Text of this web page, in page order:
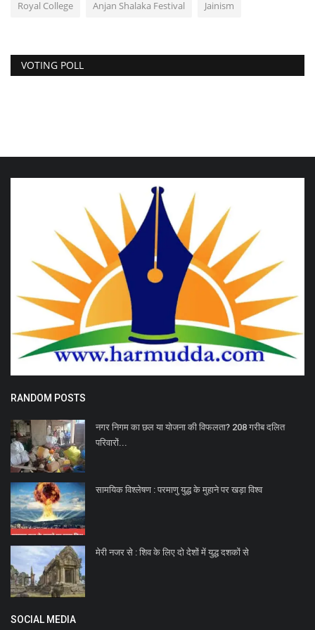
Royal College Anjan Shalaka Festival Jainism
VOTING POLL
RANDOM POSTS
नगर निगम का छल या योजना की विफलता? 208 गरीब दलित
परिवारों...
सामयिक विश्लेषण : परमाणु युद्ध के मुहाने पर खड़ा विश्व
मेरी नजर से : शिव के लिए दो देशों में युद्ध दशकों से
SOCIAL MEDIA